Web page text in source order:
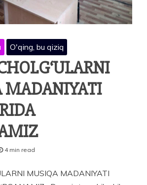
O'qing, bu qiziq
MADANIYATI
4 min read
MUSIQA MADANIYATI